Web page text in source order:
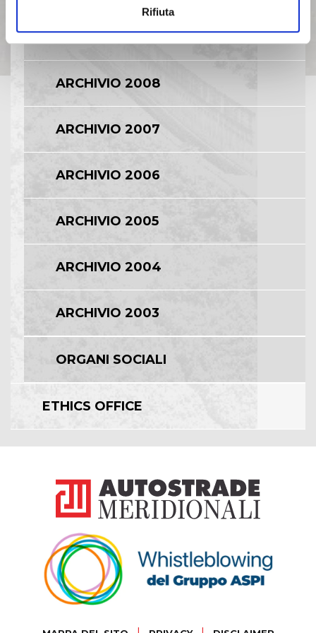
Rifiuta
ARCHIVIO 2009
ARCHIVIO 2008
ARCHIVIO 2007
ARCHIVIO 2006
ARCHIVIO 2005
ARCHIVIO 2004
ARCHIVIO 2003
ORGANI SOCIALI
ETHICS OFFICE